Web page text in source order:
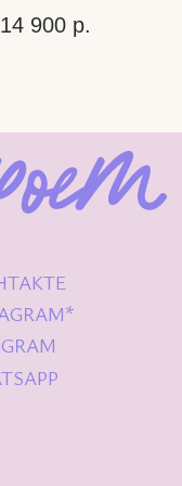
14 900 р.